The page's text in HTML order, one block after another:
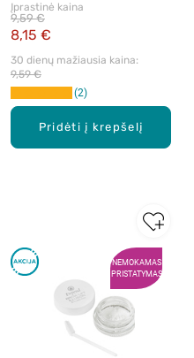
Pridėti į krepšelį
Įprastinė kaina
8,15 €
9,59 €
30 dienų mažiausia kaina:
9,59 €
2
NEMOKAMAS
PRISTATYMAS